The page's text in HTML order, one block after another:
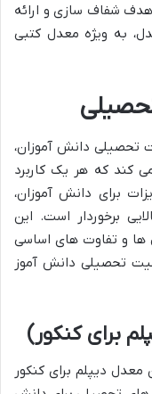
شفاف سازی و ارائه
به ویژه معدل کتبی
تحصیلی دانش آموزان،
کند که هر یک کاربرد
برای دانش آموزان،
برخوردار است. این
و تفاوت های اساسی
تحصیلی دانش آموز
برای کنکور)
معدل دیپلم برای کنکور